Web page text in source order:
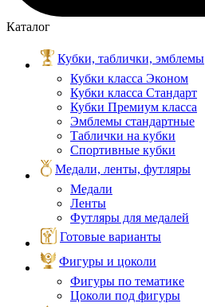
Каталог
Кубки, таблички, эмблемы
Кубки класса Эконом
Кубки класса Стандарт
Кубки Премиум класса
Эмблемы стандартные
Таблички на кубки
Спортивные кубки
Медали, ленты, футляры
Медали
Ленты
Футляры для медалей
Готовые варианты
Фигуры и цоколи
Фигуры по тематике
Цоколи под фигуры